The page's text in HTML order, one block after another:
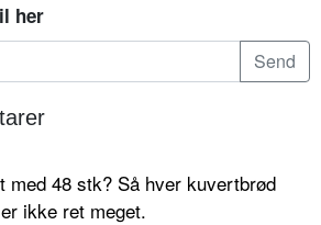
her
med 48 stk? Så hver kuvertbrød
ikke ret meget.